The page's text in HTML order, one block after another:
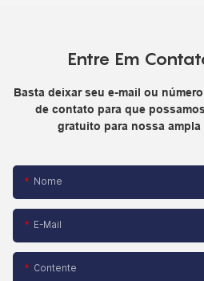
Entre Em
Basta deixar seu e-mail ou
de contato para que
gratuito para nossa ampla
Nome
E-Mail
Contente